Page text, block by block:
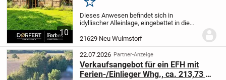
10
Merken
Dieses Anwesen befindet sich in
idyllischer Alleinlage, eingebettet in die
und altem Baumbestand. Der herrliche
Fernblick unterstreicht den besonderen
Charakter...
21629 Neu Wulmstorf
22.07.2026 Partner-Anzeige
Verkaufsangebot für ein EFH mit
Ferien-/Einlieger Whg., ca. 213,73 m²